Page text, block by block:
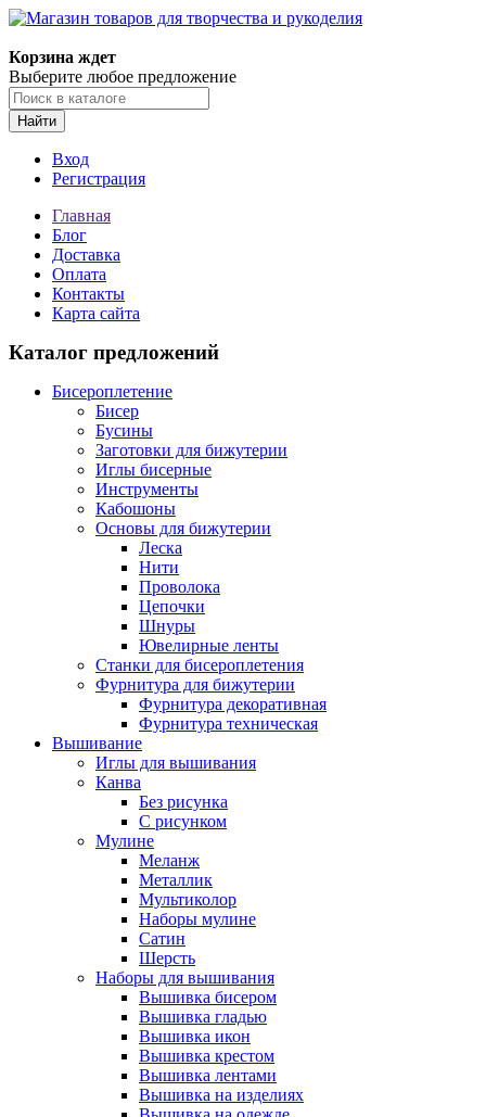
Корзина ждет
Выберите любое предложение
Найти
Вход
Регистрация
Главная
Блог
Доставка
Оплата
Контакты
Карта сайта
Каталог предложений
Бисероплетение
Бисер
Бусины
Заготовки для бижутерии
Иглы бисерные
Инструменты
Кабошоны
Основы для бижутерии
Леска
Нити
Проволока
Цепочки
Шнуры
Ювелирные ленты
Станки для бисероплетения
Фурнитура для бижутерии
Фурнитура декоративная
Фурнитура техническая
Вышивание
Иглы для вышивания
Канва
Без рисунка
С рисунком
Мулине
Меланж
Металлик
Мультиколор
Наборы мулине
Сатин
Шерсть
Наборы для вышивания
Вышивка бисером
Вышивка гладью
Вышивка икон
Вышивка крестом
Вышивка лентами
Вышивка на изделиях